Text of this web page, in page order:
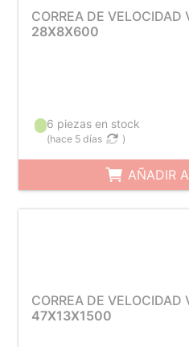
CORREA DE VELOCIDAD
28X8X600
6 piezas en stock
(hace 5 días )
AÑADIR
CORREA DE VELOCIDAD
47X13X1500